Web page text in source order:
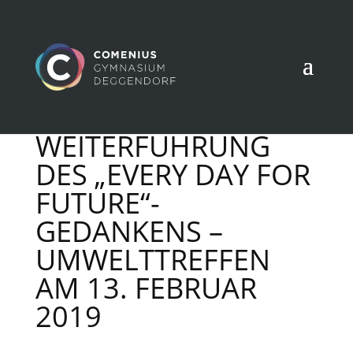
WEITERFÜHRUNG
DES „EVERY DAY FOR
FUTURE“-
GEDANKENS –
UMWELTTREFFEN
AM 13. FEBRUAR
2019